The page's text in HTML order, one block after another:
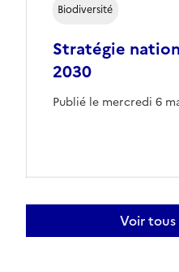
Stratégie
2030
Publié le mercredi 6
Biodiversité
Voir tous